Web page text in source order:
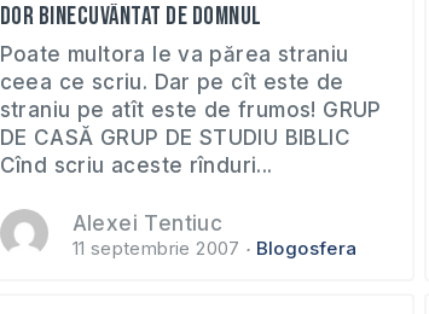
Dor binecuvântat de Domnul
Poate multora le va părea straniu
ceea ce scriu. Dar pe cît este de
straniu pe atît este de frumos! GRUP
DE CASĂ GRUP DE STUDIU BIBLIC
Cînd scriu aceste rînduri...
Alexei Tentiuc
11 septembrie 2007 Blogosfera